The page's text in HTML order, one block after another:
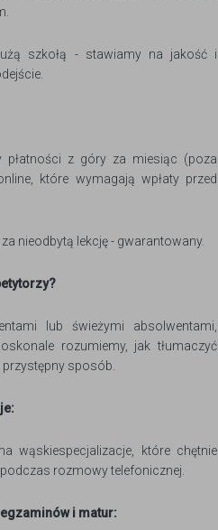
szkołą - stawiamy na jakość i
płatności z góry za miesiąc (poza
które wymagają wpłaty przed
nieodbytą lekcję - gwarantowany.
lub świeżymi absolwentami,
rozumiemy, jak tłumaczyć
sposób.
wąskiespecjalizacje, które chętnie
rozmowy telefonicznej.
i matur: